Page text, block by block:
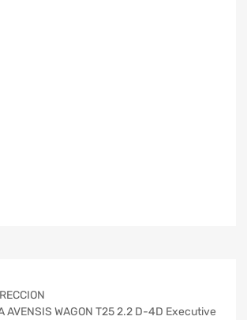
AVENSIS WAGON T25 2.2 D-4D Executive